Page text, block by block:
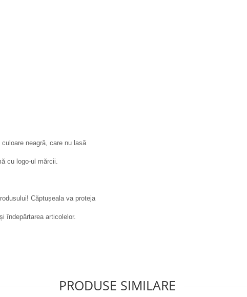
neagră, care nu lasă
cu logo-ul mărcii.
Căptușeala va proteja
îndepărtarea articolelor.
PRODUSE SIMILARE